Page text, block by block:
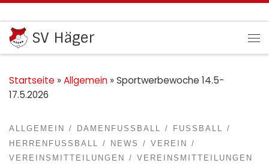
Zum Inhalt springen
SV Häger
Startseite » Allgemein » Sportwerbewoche 14.5-
17.5.2026
ALLGEMEIN DAMENFUSSBALL
FUSSBALL
HERRENFUSSBALL
NEWS
VEREIN
VEREINSMITTEILUNGEN
VEREINSMITTEILUNGEN